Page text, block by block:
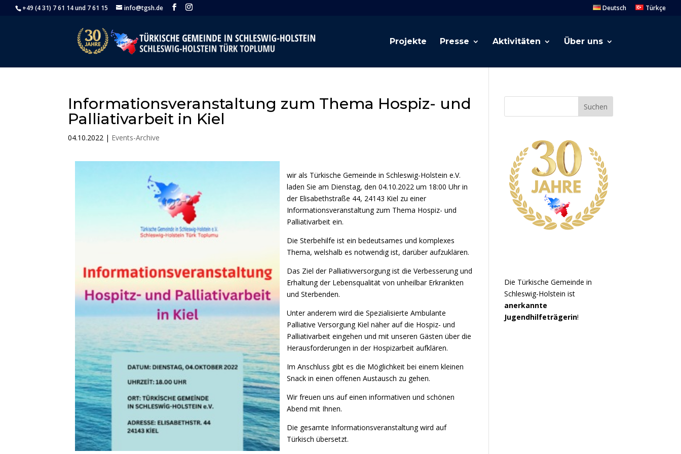
+49 (4 31) 7 61 14 und 7 61 15 info@tgsh.de Deutsch Türkçe
Projekte Presse Aktivitäten Über uns
Informationsveranstaltung zum Thema Hospiz- und
Palliativarbeit in Kiel
04.10.2022 | Events-Archive
wir als Türkische Gemeinde in Schleswig-Holstein e.V.
laden Sie am Dienstag, den 04.10.2022 um 18:00 Uhr in
der Elisabethstraße 44, 24143 Kiel zu einer
Informationsveranstaltung zum Thema Hospiz- und
Palliativarbeit ein.
Die Sterbehilfe ist ein bedeutsames und komplexes
Thema, welshalb es notwendig ist, darüber aufzuklären.
Das Ziel der Palliativversorgung ist die Verbesserung und
Erhaltung der Lebensqualität von unheilbar Erkrankten
und Sterbenden.
Unter anderem wird die Spezialisierte Ambulante
Palliative Versorgung Kiel näher auf die Hospiz- und
Palliativarbeit eingehen und mit unseren Gästen über die
Herausforderungen in der Hospizarbeit aufklären.
Im Anschluss gibt es die Möglichkeit bei einem kleinen
Snack in einen offenen Austausch zu gehen.
Wir freuen uns auf einen informativen und schönen
Abend mit Ihnen.
Die gesamte Informationsveranstaltung wird auf
Türkisch übersetzt.
Suchen
Die Türkische Gemeinde in
Schleswig-Holstein ist
anerkannte
Jugendhilfeträgerin!